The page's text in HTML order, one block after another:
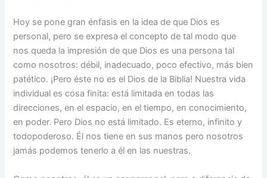
Hoy se pone gran énfasis en la idea de que Dios es
personal, pero se expresa el concepto de tal modo que
nos queda la impresión de que Dios es una persona tal
como nosotros: débil, inadecuado, poco efectivo, más bien
patético. ¡Pero éste no es el Dios de la Biblia! Nuestra vida
individual es cosa finita: está limitada en todas las
direcciones, en el espacio, en el tiempo, en conocimiento,
en poder. Pero Dios no está limitado. Es eterno, infinito y
todopoderoso. Él nos tiene en sus manos pero nosotros
jamás podemos tenerlo a él en las nuestras.